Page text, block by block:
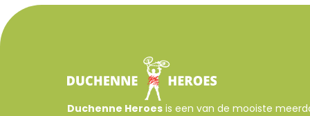
Duchenne Heroes is een van de mooiste